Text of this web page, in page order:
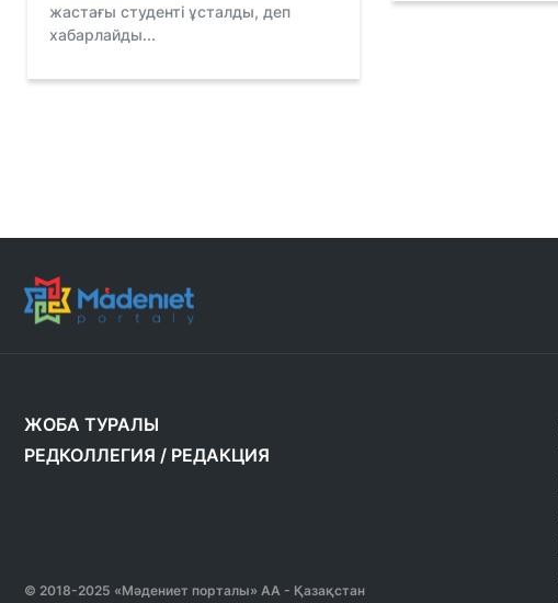
жастағы студенті ұсталды, деп
хабарлайды...
ЖОБА ТУРАЛЫ
РЕДКОЛЛЕГИЯ / РЕДАКЦИЯ
© 2018-2025 «Мәдениет порталы» АА - Қазақстан